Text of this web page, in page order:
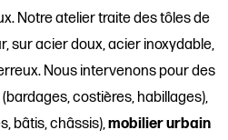
Notre atelier traite des tôles de
sur acier doux, acier inoxydable,
Nous intervenons pour des
(bardages, costières, habillages),
bâtis, châssis),mobilier urbain